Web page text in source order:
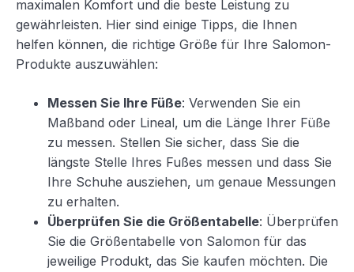
maximalen Komfort und die beste Leistung zu
gewährleisten. Hier sind einige Tipps, die Ihnen
helfen können, die richtige Größe für Ihre Salomon-
Produkte auszuwählen:
Messen Sie Ihre Füße: Verwenden Sie ein
Maßband oder Lineal, um die Länge Ihrer Füße
zu messen. Stellen Sie sicher, dass Sie die
längste Stelle Ihres Fußes messen und dass Sie
Ihre Schuhe ausziehen, um genaue Messungen
zu erhalten.
Überprüfen Sie die Größentabelle: Überprüfen
Sie die Größentabelle von Salomon für das
jeweilige Produkt, das Sie kaufen möchten. Die